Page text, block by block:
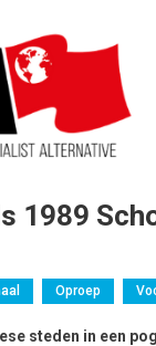
1989
Oproep
steden in een